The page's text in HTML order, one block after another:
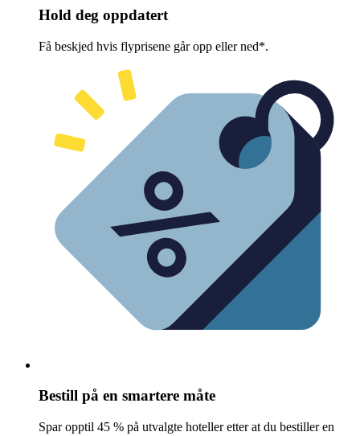
Hold deg oppdatert
Få beskjed hvis flyprisene går opp eller ned*.
Bestill på en smartere måte
Spar opptil 45 % på utvalgte hoteller etter at du bestiller en